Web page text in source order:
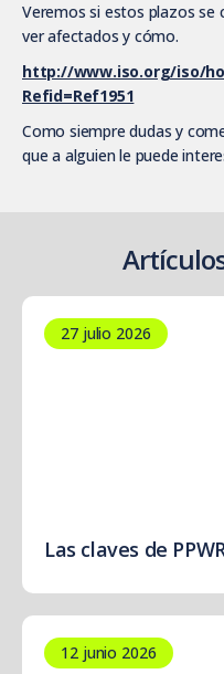
Veremos si estos plazos se
ver afectados y cómo.
http://www.iso.org/iso/
Refid=Ref1951
Como siempre dudas y
que a alguien le puede
27 julio 2026
Las claves de
12 junio 2026